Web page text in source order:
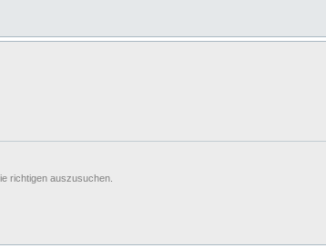
richtigen auszusuchen.